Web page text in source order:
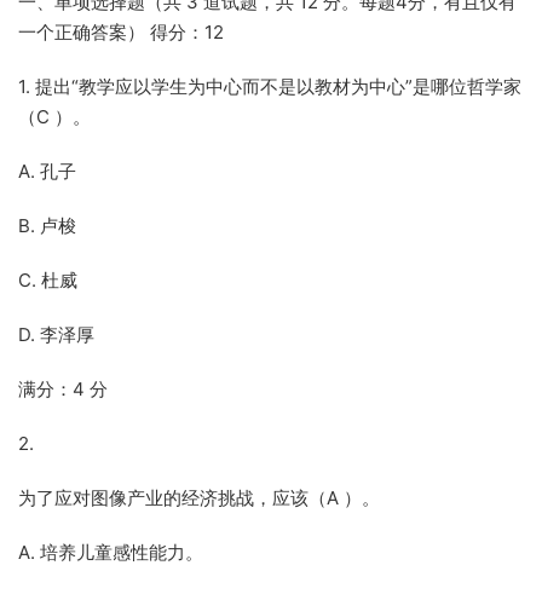
一个正确答案） 得分：12
1. 提出“教学应以学生为中心而不是以教材为中心”是哪位哲学家
（C ）。
A. 孔子
B. 卢梭
C. 杜威
D. 李泽厚
满分：4 分
2.
为了应对图像产业的经济挑战，应该（A ）。
A. 培养儿童感性能力。